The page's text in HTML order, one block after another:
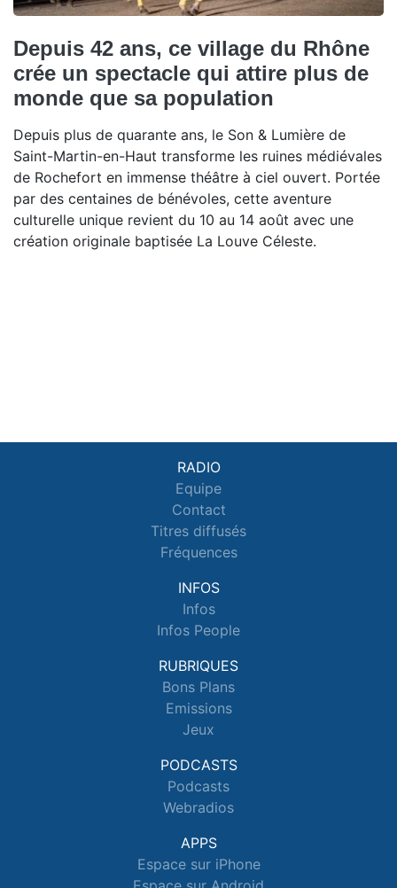
Depuis 42 ans, ce village du Rhône
crée un spectacle qui attire plus de
monde que sa population
Depuis plus de quarante ans, le Son & Lumière de
Saint-Martin-en-Haut transforme les ruines médiévales
de Rochefort en immense théâtre à ciel ouvert. Portée
par des centaines de bénévoles, cette aventure
culturelle unique revient du 10 au 14 août avec une
création originale baptisée La Louve Céleste.
RADIO
Equipe
Contact
Titres diffusés
Fréquences
INFOS
Infos
Infos People
RUBRIQUES
Bons Plans
Emissions
Jeux
PODCASTS
Podcasts
Webradios
APPS
Espace sur iPhone